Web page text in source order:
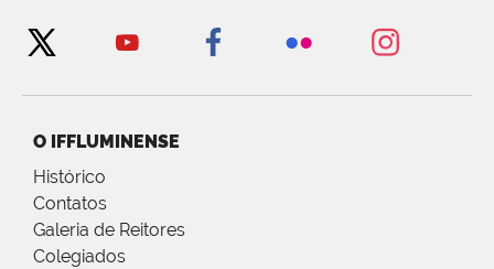
O IFFLUMINENSE
Histórico
Contatos
Galeria de Reitores
Colegiados